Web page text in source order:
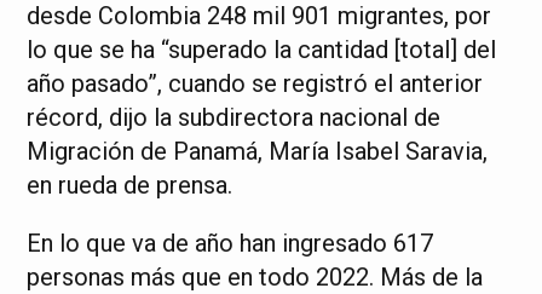
desde Colombia 248 mil 901 migrantes, por
lo que se ha “superado la cantidad [total] del
año pasado”, cuando se registró el anterior
récord, dijo la subdirectora nacional de
Migración de Panamá, María Isabel Saravia,
en rueda de prensa.
En lo que va de año han ingresado 617
personas más que en todo 2022. Más de la